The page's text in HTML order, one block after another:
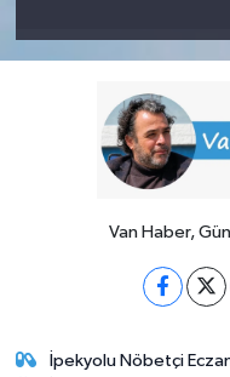
Van Haber,
İpekyolu Nöbetçi